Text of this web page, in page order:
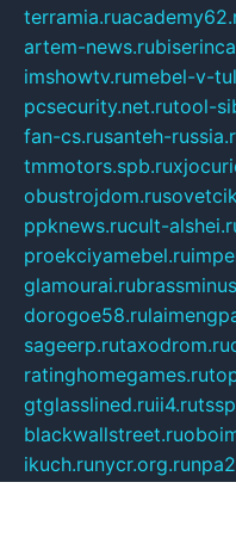
terramia.ru
artem-news.ru
imshowtv.rumebel-v-
pcsecurity.net.rutool-
fan-cs.rusanteh-
tmmotors.spb.ru
obustrojdom.ru
ppknews.rucult-
proekciyamebel.ru
glamourai.ru
dorogoe58.ru
sageerp.rutaxodrom.ru
ratinghomegames.ru
gtglasslined.ruii4.ru
blackwallstreet.ru
ikuch.runycr.org.ru